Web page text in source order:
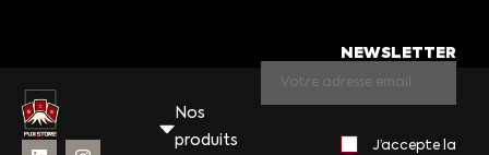
Nos
produits
NEWSLETTER
J’accepte la